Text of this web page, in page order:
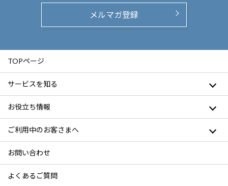
メルマガ登録
TOPページ
サービスを知る
お役立ち情報
ご利用中のお客さまへ
お問い合わせ
よくあるご質問